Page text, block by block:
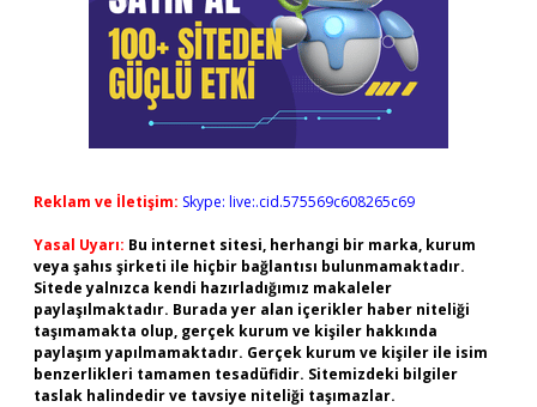
Reklam ve İletişim: Skype: live:.cid.575569c608265c69
Yasal Uyarı: Bu internet sitesi, herhangi bir marka, kurum
veya şahıs şirketi ile hiçbir bağlantısı bulunmamaktadır.
Sitede yalnızca kendi hazırladığımız makaleler
paylaşılmaktadır. Burada yer alan içerikler haber niteliği
taşımamakta olup, gerçek kurum ve kişiler hakkında
paylaşım yapılmamaktadır. Gerçek kurum ve kişiler ile isim
benzerlikleri tamamen tesadüfidir. Sitemizdeki bilgiler
taslak halindedir ve tavsiye niteliği taşımazlar.